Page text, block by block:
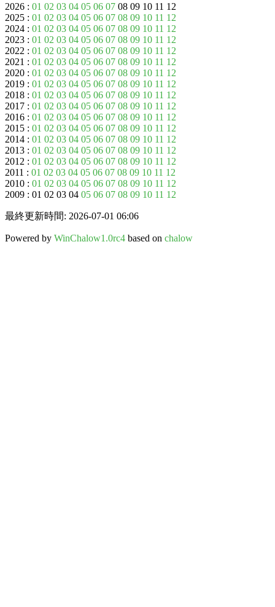
2026 : 01 02 03 04 05 06 07 08 09 10 11 12
2025 : 01 02 03 04 05 06 07 08 09 10 11 12
2024 : 01 02 03 04 05 06 07 08 09 10 11 12
2023 : 01 02 03 04 05 06 07 08 09 10 11 12
2022 : 01 02 03 04 05 06 07 08 09 10 11 12
2021 : 01 02 03 04 05 06 07 08 09 10 11 12
2020 : 01 02 03 04 05 06 07 08 09 10 11 12
2019 : 01 02 03 04 05 06 07 08 09 10 11 12
2018 : 01 02 03 04 05 06 07 08 09 10 11 12
2017 : 01 02 03 04 05 06 07 08 09 10 11 12
2016 : 01 02 03 04 05 06 07 08 09 10 11 12
2015 : 01 02 03 04 05 06 07 08 09 10 11 12
2014 : 01 02 03 04 05 06 07 08 09 10 11 12
2013 : 01 02 03 04 05 06 07 08 09 10 11 12
2012 : 01 02 03 04 05 06 07 08 09 10 11 12
2011 : 01 02 03 04 05 06 07 08 09 10 11 12
2010 : 01 02 03 04 05 06 07 08 09 10 11 12
2009 : 01 02 03 04 05 06 07 08 09 10 11 12
最終更新時間: 2026-07-01 06:06
Powered by WinChalow1.0rc4 based on chalow